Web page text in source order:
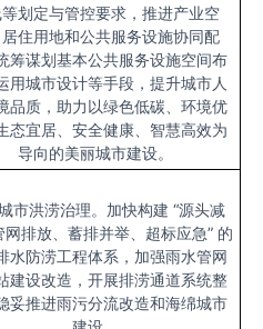
划定与管控要求，推进产业空
住用地和公共服务设施协同配
筹谋划基本公共服务设施空间布
用城市设计等手段，提升城市人
品质，助力以绿色低碳、环境优
态宜居、安全健康、智慧高效为
导向的美丽城市建设。
市洪涝治理。加快构建 “源头减
网排放、蓄排并举、超标应急” 的
水防涝工程体系，加强雨水管网
建设改造，开展排涝通道系统整
妥推进雨污分流改造和海绵城市